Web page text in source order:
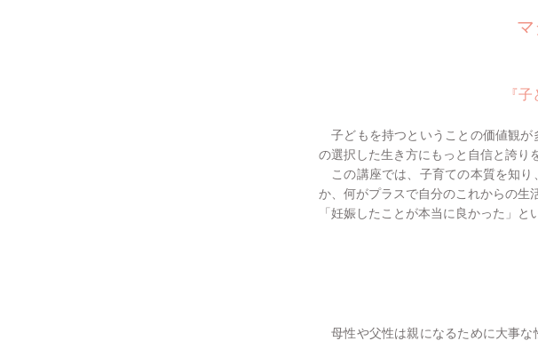
『
子どもを持つということの価値観が
の選択した生き方にもっと自信と誇り
この講座では、子育ての本質を知り
か、何がプラスで自分のこれからの生
「妊娠したことが本当に良かった」と
母性や父性は親になるために大事な